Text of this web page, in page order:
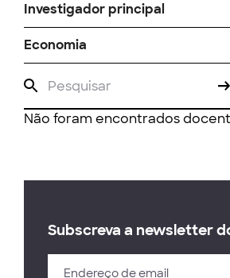
Investigador principal
Economia
Não foram encontrados
Subscreva a newsletter